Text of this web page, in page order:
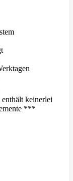
keinerlei
***